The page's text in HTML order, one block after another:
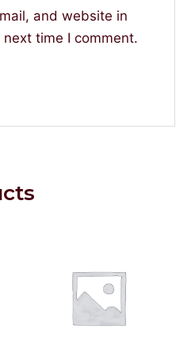
and website in
time I comment.